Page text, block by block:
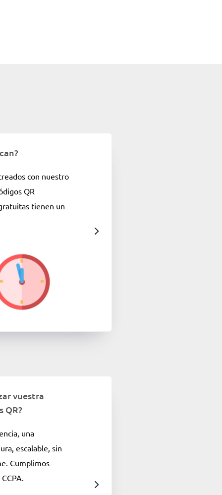
con nuestro
QR
tienen un
vuestra
QR?
una
escalable, sin
Cumplimos